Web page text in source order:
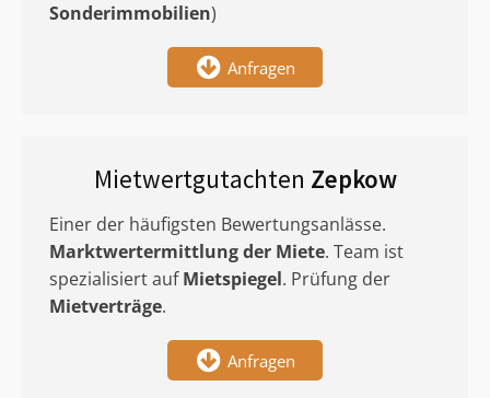
Sonderimmobilien)
Anfragen
Mietwertgutachten Zepkow
Einer der häufigsten Bewertungsanlässe.
Marktwertermittlungder Miete. Team ist
spezialisiert aufMietspiegel. Prüfung der
Mietverträge.
Anfragen